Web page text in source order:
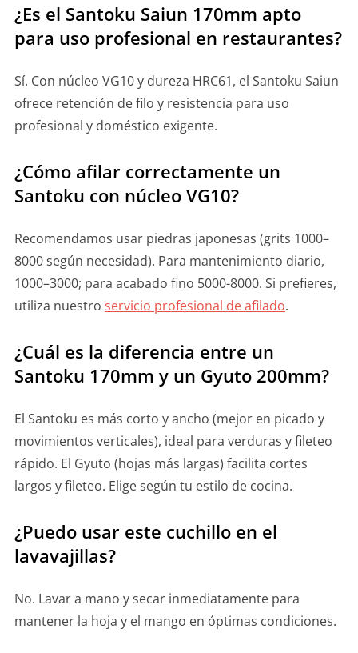
¿Es el Santoku Saiun 170mm apto
para uso profesional en restaurantes?
Sí. Con núcleo VG10 y dureza HRC61, el Santoku Saiun
ofrece retención de filo y resistencia para uso
profesional y doméstico exigente.
¿Cómo afilar correctamente un
Santoku con núcleo VG10?
Recomendamos usar piedras japonesas (grits 1000–
8000 según necesidad). Para mantenimiento diario,
1000–3000; para acabado fino 5000-8000. Si prefieres,
utiliza nuestro servicio profesional de afilado.
¿Cuál es la diferencia entre un
Santoku 170mm y un Gyuto 200mm?
El Santoku es más corto y ancho (mejor en picado y
movimientos verticales), ideal para verduras y fileteo
rápido. El Gyuto (hojas más largas) facilita cortes
largos y fileteo. Elige según tu estilo de cocina.
¿Puedo usar este cuchillo en el
lavavajillas?
No. Lavar a mano y secar inmediatamente para
mantener la hoja y el mango en óptimas condiciones.